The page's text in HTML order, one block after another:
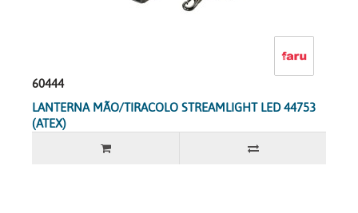
60444
LANTERNA MÃO/TIRACOLO STREAMLIGHT LED 44753
(ATEX)